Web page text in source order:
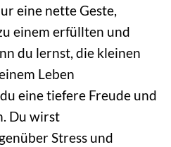
eine nette Geste,
einem erfüllten und
du lernst, die kleinen
Leben
eine tiefere Freude und
Du wirst
Stress und